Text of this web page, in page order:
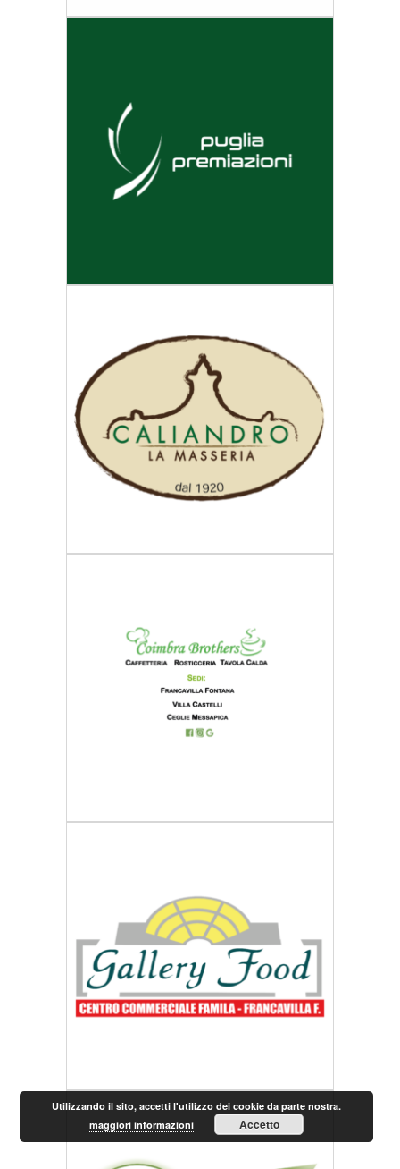
Utilizzando il sito, accetti l'utilizzo dei cookie da parte nostra.
maggiori informazioni
Accetto